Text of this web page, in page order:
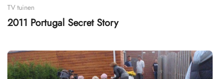
TV tuinen
2011 Portugal Secret Story